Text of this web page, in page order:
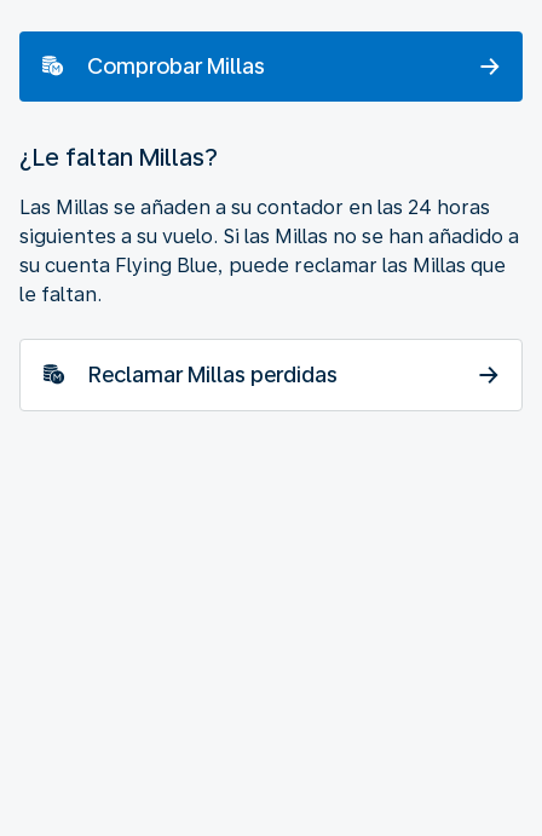
Comprobar Millas
¿Le faltan Millas?
Las Millas se añaden a su contador en las 24 horas
siguientes a su vuelo. Si las Millas no se han añadido a
su cuenta Flying Blue, puede reclamar las Millas que
le faltan.
Reclamar Millas perdidas